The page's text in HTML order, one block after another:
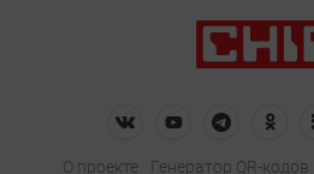
О проекте Генератор QR-кодов